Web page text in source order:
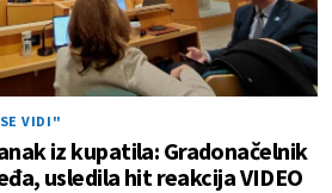
VIDI"
iz kupatila: Gradonačelnik
usledila hit reakcija VIDEO